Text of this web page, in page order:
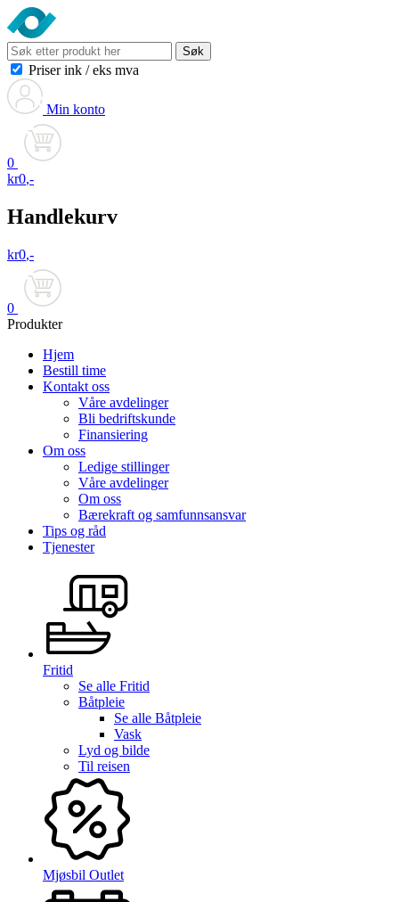
Søk
Priser ink / eks mva
Min konto
0
kr0,-
Handlekurv
kr0,-
0
Produkter
Hjem
Bestill time
Kontakt oss
Våre avdelinger
Bli bedriftskunde
Finansiering
Om oss
Ledige stillinger
Våre avdelinger
Om oss
Bærekraft og samfunnsansvar
Tips og råd
Tjenester
Fritid
Se alle Fritid
Båtpleie
Se alle Båtpleie
Vask
Lyd og bilde
Til reisen
Mjøsbil Outlet